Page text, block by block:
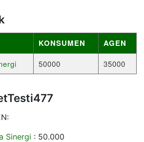
KONSUMEN AGEN
50000 35000
Sinergi : 50.000